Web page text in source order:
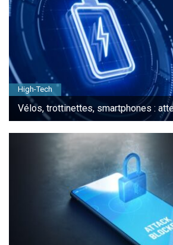
High-Tech
Vélos, trottinettes, smartphones :